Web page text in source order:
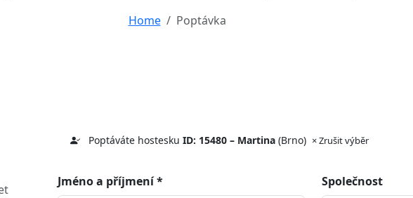
Home Poptávka
Poptáváte hostesku ID: 15480 – Martina (Brno) × Zrušit výběr
Jméno a příjmení * Společnost